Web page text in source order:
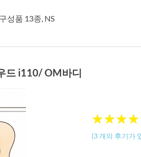
성품 13종, NS
드 i110/ OM바디
★★★★
★★★★
(3 개의 후기가